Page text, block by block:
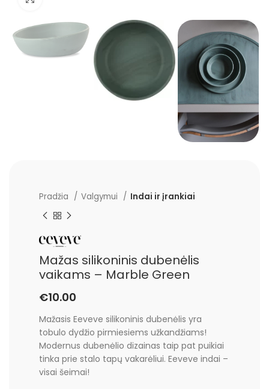
Pradžia Valgymui Indai ir įrankiai
Mažas silikoninis dubenėlis
vaikams – Marble Green
€10.00
Mažasis Eeveve silikoninis dubenėlis yra
tobulo dydžio pirmiesiems užkandžiams!
Modernus dubenėlio dizainas taip pat puikiai
tinka prie stalo tapų vakarėliui. Eeveve indai –
visai šeimai!